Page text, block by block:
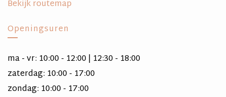
Bekijk routemap
Openingsuren
ma - vr: 10:00 - 12:00 | 12:30 - 18:00
zaterdag: 10:00 - 17:00
zondag: 10:00 - 17:00